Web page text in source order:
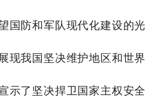
国防和军队现代化建设的光
现我国坚决维护地区和世界
示了坚决捍卫国家主权安全